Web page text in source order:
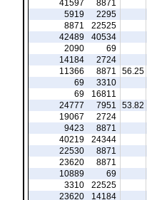
8871
41597
2295
5919
22525
8871
40534
42489
69
2090
2724
14184
56.25
8871
11366
3310
69
16811
69
53.82
7951
24777
2724
19067
8871
9423
24344
40219
8871
22530
8871
23620
69
10889
22525
3310
14184
23620